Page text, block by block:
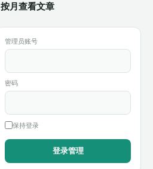
按月查看文章
管理员账号
密码
保持登录